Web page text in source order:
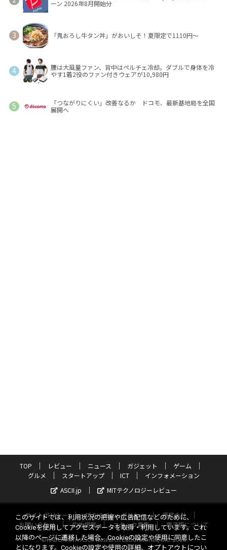
ーン 2026年8月開始分
「鬼おろし牛タン丼」がおいしそ！夏限定で1110円～
腰は大風量ファン、背中はペルチェ冷却。ダブルで身体を冷
やす1着2役のファン付きウェアが10,980円
「つながりにくい」改善なるか ドコモ、最新基地局を全国
展開へ
TOP レビュー ニュース ガジェット
ゲーム
グルメ
スタートアップ ICT
インフォメーション
ASCII.jp
MITテクノロジーレビュー
サイトポリシー プライバシーポリシー
運営会社
お問い合わせ
広告掲載 スタッフ募集
電子版について
©KADOKAWA ASCII Research Laboratories, Inc. 2026
このサイトでは、利用状況の把握や広告配信などのために、
Cookieを使用してアクセスデータを取得・利用しています。これ
以降のページに遷移した場合、Cookieの設定や使用に同意したこ
とになります。Cookieの設定や使用の詳細、オプトアウトについ